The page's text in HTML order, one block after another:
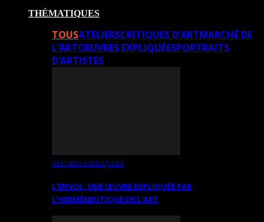
THÉMATIQUES
TOUSATELIERSCRITIQUES D’ARTMARCHÉ DE
L’ARTOEUVRES EXPLIQUÉESPORTRAITS
D’ARTISTES
OEUVRES EXPLIQUÉES
L’ENVOL, UNE ŒUVRE EXPLIQUÉE PAR
L’HERMÉNEUTIQUE DE L’ART